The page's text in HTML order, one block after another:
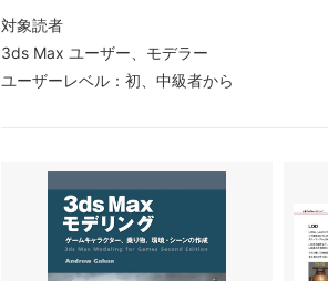
対象読者
3ds Max ユーザー、モデラー
ユーザーレベル：初、中級者から